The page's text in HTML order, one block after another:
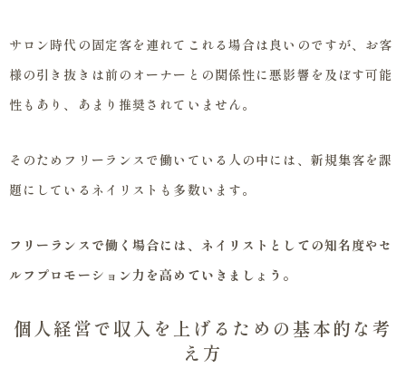
サロン時代の固定客を連れてこれる場合は良いのですが、お客
様の引き抜きは前のオーナーとの関係性に悪影響を及ぼす可能
性もあり、あまり推奨されていません。
そのためフリーランスで働いている人の中には、新規集客を課
題にしているネイリストも多数います。
フリーランスで働く場合には、ネイリストとしての知名度やセ
ルフプロモーション力を高めていきましょう。
個人経営で収入を上げるための基本的な考
え方